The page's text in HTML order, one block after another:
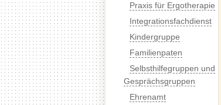
Praxis für Ergotherapie
Integrationsfachdienst
Kindergruppe
Familienpaten
Selbsthilfegruppen und
Gesprächsgruppen
Ehrenamt